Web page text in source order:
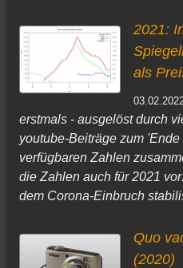
2021:
als
erstmals - ausgelöst durch
youtube-Beiträge zum
verfügbaren Zahlen
die Zahlen auch für 2021
dem Corona-Einbruch
Quo
(2020)